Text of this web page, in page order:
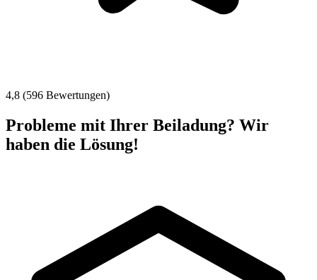
4,8 (596 Bewertungen)
Probleme mit Ihrer Beiladung? Wir
haben die Lösung!